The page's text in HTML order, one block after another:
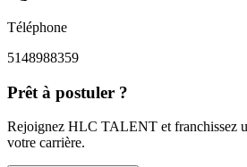
Téléphone
5148988359
Prêt à postuler ?
Rejoignez HLC TALENT et franchissez
votre carrière.